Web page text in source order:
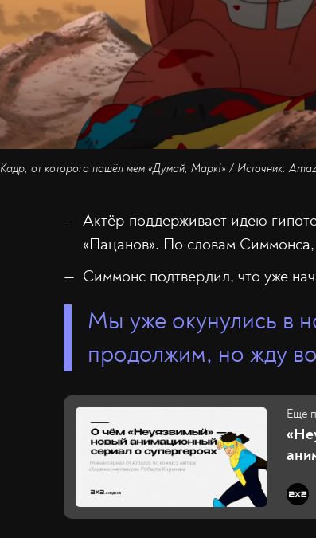
Кадр, от которого пошёл мем «Думай, Марк!» / Источник:
Актёр поддерживает идею
«Пацанов». По словам
Симмонс подтвердил, что уже
Мы уже окунулись в
продолжим, но жду